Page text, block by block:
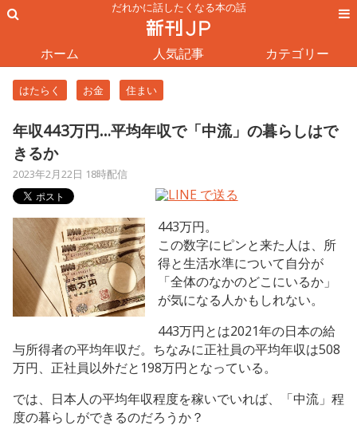
だれかに話したくなる本の話
ホーム 人気記事 カテゴリー
はたらく お金 住まい
年収443万円…平均年収で「中流」の暮らしはで
きるか
2023年2月22日 18時配信
443万円。
この数字にピンと来た人は、所
得と生活水準について自分が
「全体のなかのどこにいるか」
が気になる人かもしれない。
443万円とは2021年の日本の給
与所得者の平均年収だ。ちなみに正社員の平均年収は508
万円、正社員以外だと198万円となっている。
では、日本人の平均年収程度を稼いでいれば、「中流」程
度の暮らしができるのだろうか？